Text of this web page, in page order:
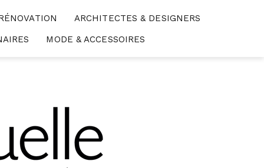
ARCHITECTES & DESIGNERS
MODE & ACCESSOIRES